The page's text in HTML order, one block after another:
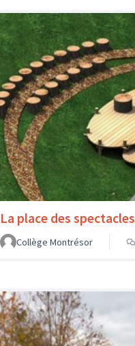
La place des spectacles
Collège Montrésor